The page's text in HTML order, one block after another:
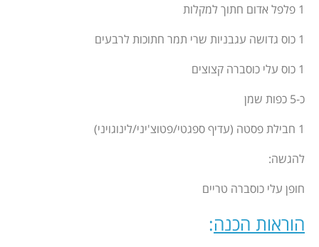
1 פלפל אדום חתוך למקלות
1 כוס גדושה עגבניות שרי תמר חתוכות לרבעים
1 כוס עלי כוסברה קצוצים
כ-5 כפות שמן
1 חבילת פסטה (עדיף ספגטי/פטוצ'יני/לינוגויני)
להגשה:
חופן עלי כוסברה טריים
הוראות הכנה: